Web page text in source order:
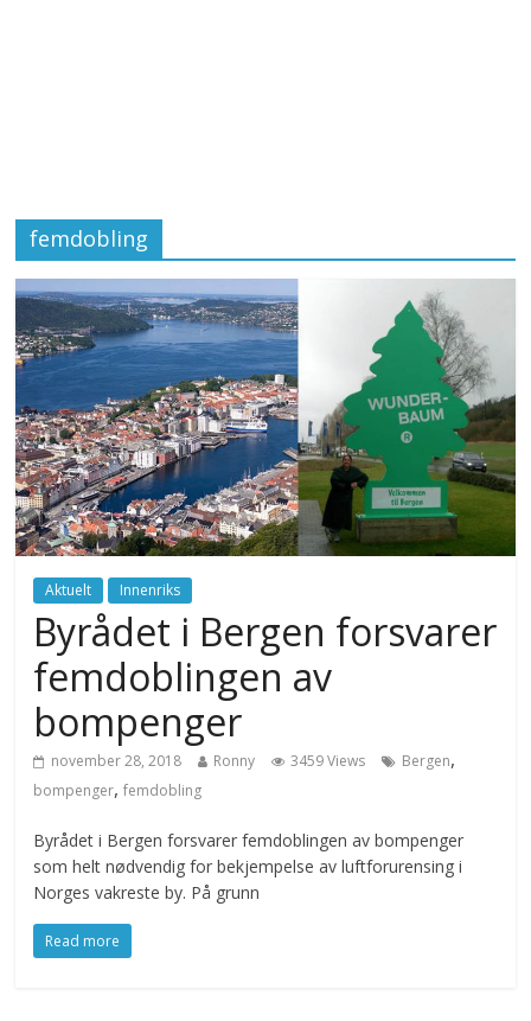
femdobling
Aktuelt Innenriks
Byrådet i Bergen forsvarer
femdoblingen av
bompenger
november 28, 2018 Ronny 3459 Views Bergen,
bompenger,femdobling
Byrådet i Bergen forsvarer femdoblingen av bompenger
som helt nødvendig for bekjempelse av luftforurensing i
Norges vakreste by. På grunn
Read more